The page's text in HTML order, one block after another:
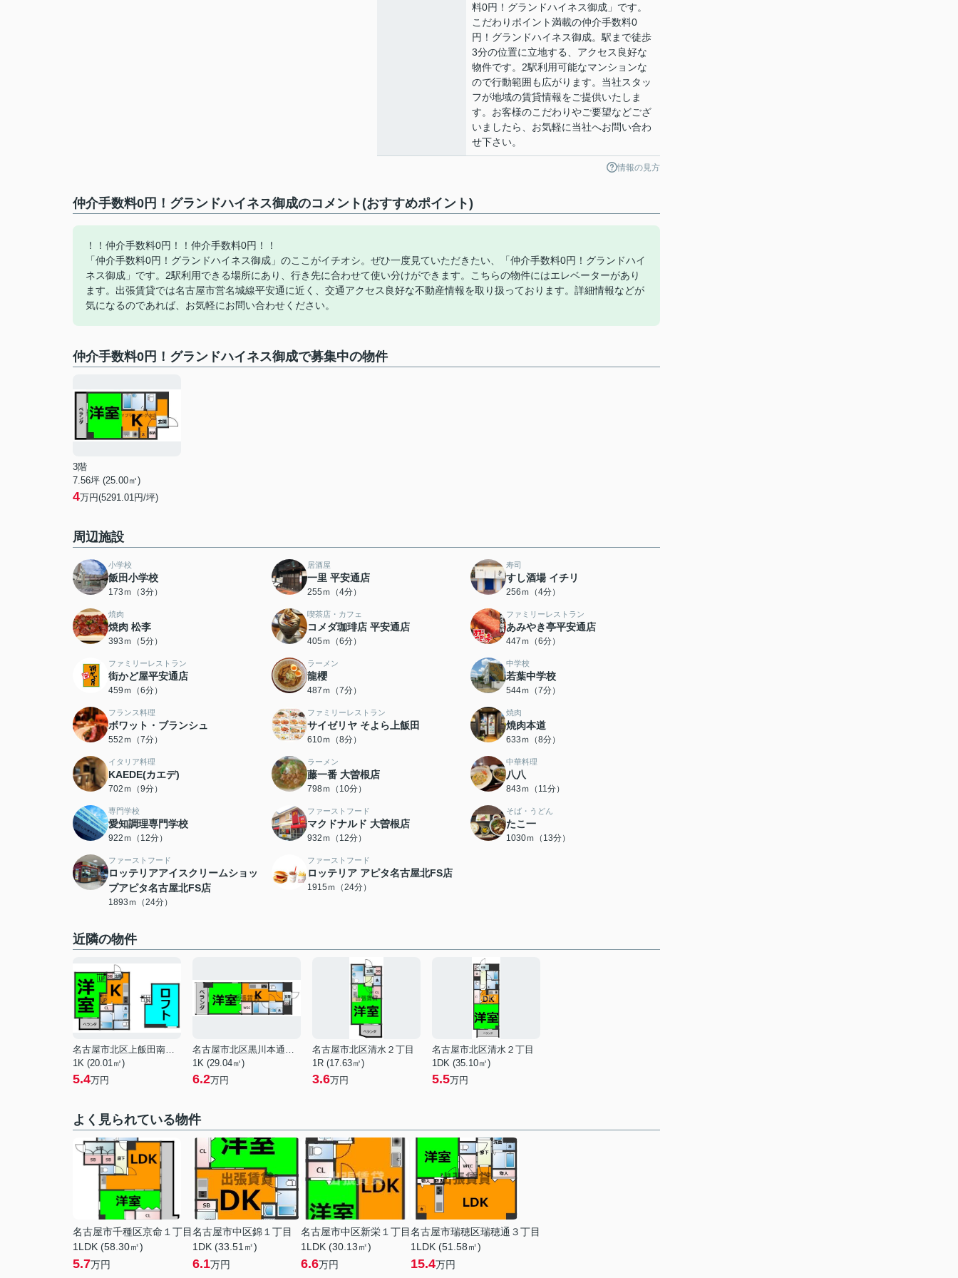
料0円！グランドハイネス御成」です。
こだわりポイント満載の仲介手数料0
円！グランドハイネス御成。駅まで徒歩
3分の位置に立地する、アクセス良好な
物件です。2駅利用可能なマンションな
ので行動範囲も広がります。当社スタッ
フが地域の賃貸情報をご提供いたしま
す。お客様のこだわりやご要望などござ
いましたら、お気軽に当社へお問い合わ
せ下さい。
情報の見方
仲介手数料0円！グランドハイネス御成のコメント(おすすめポイント)
！！仲介手数料0円！！仲介手数料0円！！
「仲介手数料0円！グランドハイネス御成」のここがイチオシ。ぜひ一度見ていただきたい、「仲介手数料0円！グランドハイ
ネス御成」です。2駅利用できる場所にあり、行き先に合わせて使い分けができます。こちらの物件にはエレベーターがあり
ます。出張賃貸では名古屋市営名城線平安通に近く、交通アクセス良好な不動産情報を取り扱っております。詳細情報などが
気になるのであれば、お気軽にお問い合わせください。
仲介手数料0円！グランドハイネス御成で募集中の物件
3階
7.56坪 (25.00㎡)
4万円(5291.01円/坪)
周辺施設
小学校
飯田小学校
173ｍ（3分）
居酒屋
一里 平安通店
255ｍ（4分）
寿司
すし酒場 イチリ
256ｍ（4分）
焼肉
焼肉 松李
393ｍ（5分）
喫茶店・カフェ
コメダ珈琲店 平安通店
405ｍ（6分）
ファミリーレストラン
あみやき亭平安通店
447ｍ（6分）
ファミリーレストラン
街かど屋平安通店
459ｍ（6分）
ラーメン
龍櫻
487ｍ（7分）
中学校
若葉中学校
544ｍ（7分）
フランス料理
ボワット・ブランシュ
552ｍ（7分）
ファミリーレストラン
サイゼリヤ そよら上飯田
610ｍ（8分）
焼肉
焼肉本道
633ｍ（8分）
イタリア料理
KAEDE(カエデ)
702ｍ（9分）
ラーメン
藤一番 大曽根店
798ｍ（10分）
中華料理
八八
843ｍ（11分）
専門学校
愛知調理専門学校
922ｍ（12分）
ファーストフード
マクドナルド 大曽根店
932ｍ（12分）
そば・うどん
たこ一
1030ｍ（13分）
ファーストフード
ロッテリアアイスクリームショッ
プアピタ名古屋北FS店
1893ｍ（24分）
ファーストフード
ロッテリア アピタ名古屋北FS店
1915ｍ（24分）
近隣の物件
名古屋市北区上飯田南町５丁目
1K (20.01㎡)
5.4万円
名古屋市北区黒川本通５丁目
1K (29.04㎡)
6.2万円
名古屋市北区清水２丁目
1R (17.63㎡)
3.6万円
名古屋市北区清水２丁目
1DK (35.10㎡)
5.5万円
よく見られている物件
名古屋市千種区京命１丁目
1LDK (58.30㎡)
5.7万円
名古屋市中区錦１丁目
1DK (33.51㎡)
6.1万円
名古屋市中区新栄１丁目
1LDK (30.13㎡)
6.6万円
名古屋市瑞穂区瑞穂通３丁目
1LDK (51.58㎡)
15.4万円